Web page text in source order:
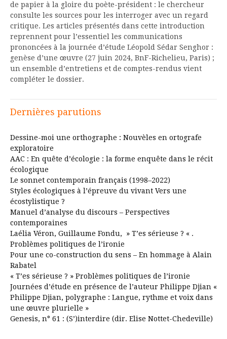
de papier à la gloire du poète-président : le chercheur
consulte les sources pour les interroger avec un regard
critique. Les articles présentés dans cette introduction
reprennent pour l’essentiel les communications
prononcées à la journée d’étude Léopold Sédar Senghor :
genèse d’une œuvre (27 juin 2024, BnF-Richelieu, Paris) ;
un ensemble d’entretiens et de comptes-rendus vient
compléter le dossier.
Dernières parutions
Dessine-moi une orthographe : Nouvèles en ortografe
exploratoire
AAC : En quête d’écologie : la forme enquête dans le récit
écologique
Le sonnet contemporain français (1998–2022)
Styles écologiques à l’épreuve du vivant Vers une
écostylistique ?
Manuel d’analyse du discours – Perspectives
contemporaines
Laélia Véron, Guillaume Fondu, » T’es sérieuse ? « .
Problèmes politiques de l’ironie
Pour une co-construction du sens – En hommage à Alain
Rabatel
« T’es sérieuse ? » Problèmes politiques de l’ironie
Journées d’étude en présence de l’auteur Philippe Djian «
Philippe Djian, polygraphe : Langue, rythme et voix dans
une œuvre plurielle »
Genesis, n° 61 : (S’)interdire (dir. Elise Nottet-Chedeville)